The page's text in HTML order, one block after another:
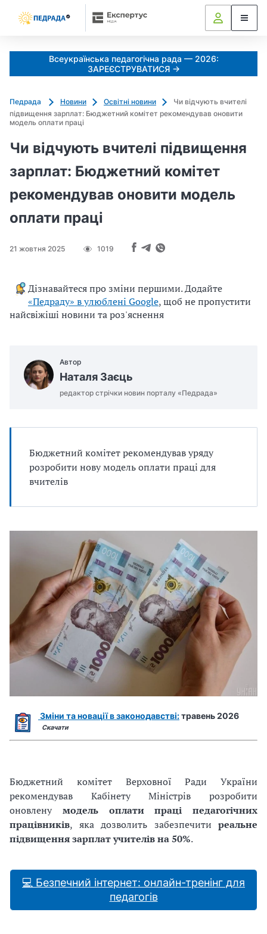
Всеукраїнська педагогічна рада — 2026:
ЗАРЕЄСТРУВАТИСЯ →
Педрада Новини Освітні новини
Чи відчують вчителі
підвищення зарплат: Бюджетний комітет рекомендував оновити
модель оплати праці
Чи відчують вчителі підвищення
зарплат: Бюджетний комітет
рекомендував оновити модель
оплати праці
21 жовтня 2025 1019
Дізнавайтеся про зміни першими. Додайте
«Педраду» в улюблені Google, щоб не пропустити
найсвіжіші новини та роз'яснення
Автор
Наталя Заєць
редактор стрічки новин порталу «Педрада»
Бюджетний комітет рекомендував уряду
розробити нову модель оплати праці для
вчителів
Зміни та новації в законодавстві:травень 2026
Скачати
Бюджетний комітет Верховної Ради України
рекомендував Кабінету Міністрів розробити
оновлену модель оплати праці педагогічних
працівників, яка дозволить забезпечити реальне
підвищення зарплат учителів на 50%.
💻 Безпечний інтернет: онлайн-тренінг для
педагогів